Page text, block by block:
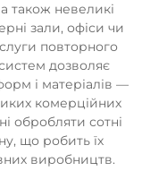
а також невеликі
зали, офіси чи
повторного
дозволяє
і матеріалів —
комерційних
обробляти сотні
що робить їх
виробництв.